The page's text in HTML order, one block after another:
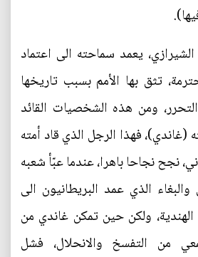
الشيرازي، يعمد سماحته الى اعتماد
تثق بها الأمم بسبب تاريخها
ومن هذه الشخصيات القائد
(غاندي)، فهذا الرجل الذي قاد أمته
نجح نجاحا باهرا، عندما عبّأ شعبه
الذي عمد البريطانيون الى
ولكن حين تمكن غاندي من
من التفسخ والانحلال، فشل